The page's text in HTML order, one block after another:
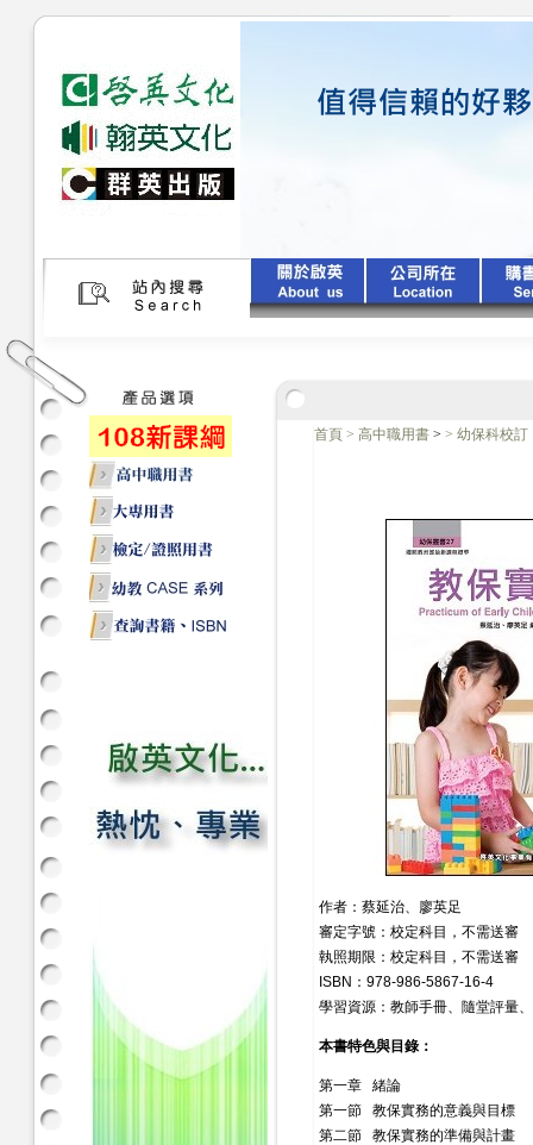
首頁 > 高中職用書 > > 幼保科校訂
作者：蔡延治、廖英足
審定字號：校定科目，不需送審
執照期限：校定科目，不需送審
ISBN：978-986-5867-16-4
學習資源：教師手冊、隨堂評量
本書特色與目錄：
第一章 緒論
第一節 教保實務的意義與目標
第二節 教保實務的準備與計畫